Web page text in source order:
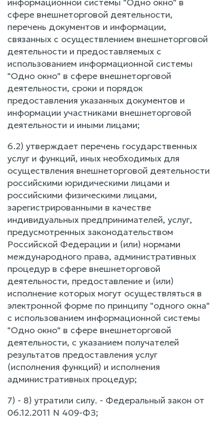
сфере внешнеторговой деятельности,
перечень документов и информации,
связанных с осуществлением внешнеторговой
деятельности и предоставляемых с
использованием информационной системы
"Одно окно" в сфере внешнеторговой
деятельности, сроки и порядок
предоставления указанных документов и
информации участниками внешнеторговой
деятельности и иными лицами;
6.2) утверждает перечень государственных
услуг и функций, иных необходимых для
осуществления внешнеторговой деятельности
российскими юридическими лицами и
российскими физическими лицами,
зарегистрированными в качестве
индивидуальных предпринимателей, услуг,
предусмотренных законодательством
Российской Федерации и (или) нормами
международного права, административных
процедур в сфере внешнеторговой
деятельности, предоставление и (или)
исполнение которых могут осуществляться в
электронной форме по принципу "одного окна"
с использованием информационной системы
"Одно окно" в сфере внешнеторговой
деятельности, с указанием получателей
результатов предоставления услуг
(исполнения функций) и исполнения
административных процедур;
7) - 8) утратили силу. - Федеральный закон от
06.12.2011 N 409-ФЗ;